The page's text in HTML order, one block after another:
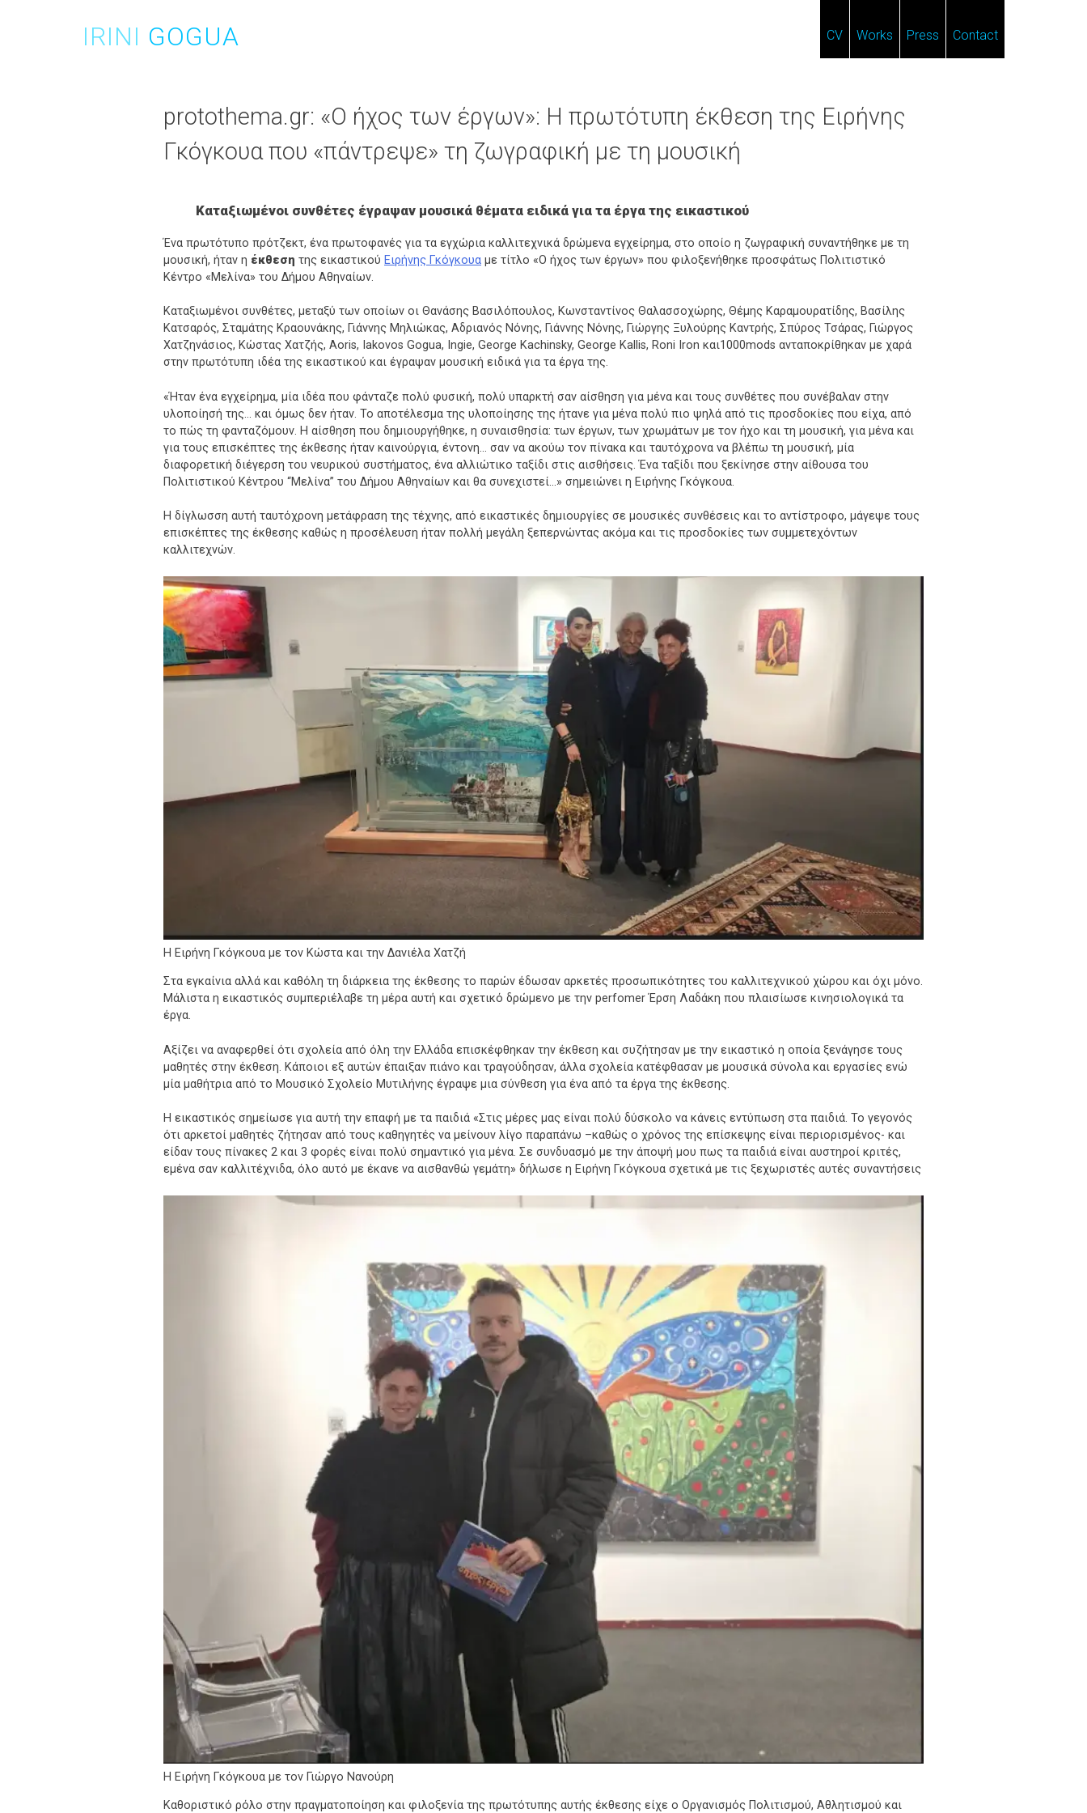
to
content
IRINI GOGUA CV Works Press Contact
protothema.gr: «Ο ήχος των έργων»: Η πρωτότυπη έκθεση της Ειρήνης
Γκόγκουα που «πάντρεψε» τη ζωγραφική με τη μουσική
Καταξιωμένοι συνθέτες έγραψαν μουσικά θέματα ειδικά για τα έργα της εικαστικού
Ένα πρωτότυπο πρότζεκτ, ένα πρωτοφανές για τα εγχώρια καλλιτεχνικά δρώμενα εγχείρημα, στο οποίο η ζωγραφική συναντήθηκε με τη
μουσική, ήταν η έκθεση της εικαστικού Ειρήνης Γκόγκουα με τίτλο «Ο ήχος των έργων» που φιλοξενήθηκε προσφάτως Πολιτιστικό
Κέντρο «Μελίνα» του Δήμου Αθηναίων.
Καταξιωμένοι συνθέτες, μεταξύ των οποίων οι Θανάσης Βασιλόπουλος, Κωνσταντίνος Θαλασσοχώρης, Θέμης Καραμουρατίδης, Βασίλης
Κατσαρός, Σταμάτης Κραουνάκης, Γιάννης Μηλιώκας, Αδριανός Νόνης, Γιάννης Νόνης, Γιώργης Ξυλούρης Καντρής, Σπύρος Τσάρας, Γιώργος
Χατζηνάσιος, Κώστας Χατζής, Aoris, Iakovos Gogua, Ingie, George Kachinsky, George Kallis, Roni Iron και1000mods ανταποκρίθηκαν με χαρά
στην πρωτότυπη ιδέα της εικαστικού και έγραψαν μουσική ειδικά για τα έργα της.
«Ήταν ένα εγχείρημα, μία ιδέα που φάνταζε πολύ φυσική, πολύ υπαρκτή σαν αίσθηση για μένα και τους συνθέτες που συνέβαλαν στην
υλοποίησή της… και όμως δεν ήταν. Το αποτέλεσμα της υλοποίησης της ήτανε για μένα πολύ πιο ψηλά από τις προσδοκίες που είχα, από
το πώς τη φανταζόμουν. Η αίσθηση που δημιουργήθηκε, η συναισθησία: των έργων, των χρωμάτων με τον ήχο και τη μουσική, για μένα και
για τους επισκέπτες της έκθεσης ήταν καινούργια, έντονη… σαν να ακούω τον πίνακα και ταυτόχρονα να βλέπω τη μουσική, μία
διαφορετική διέγερση του νευρικού συστήματος, ένα αλλιώτικο ταξίδι στις αισθήσεις. Ένα ταξίδι που ξεκίνησε στην αίθουσα του
Πολιτιστικού Κέντρου “Μελίνα” του Δήμου Αθηναίων και θα συνεχιστεί…» σημειώνει η Ειρήνης Γκόγκουα.
Η δίγλωσση αυτή ταυτόχρονη μετάφραση της τέχνης, από εικαστικές δημιουργίες σε μουσικές συνθέσεις και το αντίστροφο, μάγεψε τους
επισκέπτες της έκθεσης καθώς η προσέλευση ήταν πολλή μεγάλη ξεπερνώντας ακόμα και τις προσδοκίες των συμμετεχόντων
καλλιτεχνών.
Η Ειρήνη Γκόγκουα με τον Κώστα και την Δανιέλα Χατζή
Στα εγκαίνια αλλά και καθόλη τη διάρκεια της έκθεσης το παρών έδωσαν αρκετές προσωπικότητες του καλλιτεχνικού χώρου και όχι μόνο.
Μάλιστα η εικαστικός συμπεριέλαβε τη μέρα αυτή και σχετικό δρώμενο με την perfomer Έρση Λαδάκη που πλαισίωσε κινησιολογικά τα
έργα.
Αξίζει να αναφερθεί ότι σχολεία από όλη την Ελλάδα επισκέφθηκαν την έκθεση και συζήτησαν με την εικαστικό η οποία ξενάγησε τους
μαθητές στην έκθεση. Κάποιοι εξ αυτών έπαιξαν πιάνο και τραγούδησαν, άλλα σχολεία κατέφθασαν με μουσικά σύνολα και εργασίες ενώ
μία μαθήτρια από το Μουσικό Σχολείο Μυτιλήνης έγραψε μια σύνθεση για ένα από τα έργα της έκθεσης.
Η εικαστικός σημείωσε για αυτή την επαφή με τα παιδιά «Στις μέρες μας είναι πολύ δύσκολο να κάνεις εντύπωση στα παιδιά. Το γεγονός
ότι αρκετοί μαθητές ζήτησαν από τους καθηγητές να μείνουν λίγο παραπάνω –καθώς ο χρόνος της επίσκεψης είναι περιορισμένος- και
είδαν τους πίνακες 2 και 3 φορές είναι πολύ σημαντικό για μένα. Σε συνδυασμό με την άποψή μου πως τα παιδιά είναι αυστηροί κριτές,
εμένα σαν καλλιτέχνιδα, όλο αυτό με έκανε να αισθανθώ γεμάτη» δήλωσε η Ειρήνη Γκόγκουα σχετικά με τις ξεχωριστές αυτές συναντήσεις
Η Ειρήνη Γκόγκουα με τον Γιώργο Νανούρη
Καθοριστικό ρόλο στην πραγματοποίηση και φιλοξενία της πρωτότυπης αυτής έκθεσης είχε ο Οργανισμός Πολιτισμού, Αθλητισμού και